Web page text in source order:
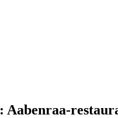
Aabenraa-